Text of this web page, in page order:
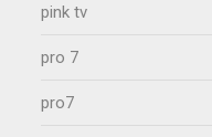
pink tv
pro 7
pro7